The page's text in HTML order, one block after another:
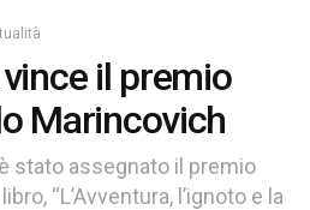
il premio
Marincovich
stato assegnato il premio
“L’Avventura, l’ignoto e la